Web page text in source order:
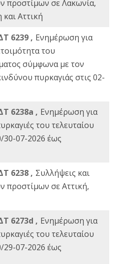
προστίμων σε Λακωνία,
Αττική
6239 , Ενημέρωση για
του
σύμφωνα με τον
πυρκαγιάς στις 02-
6238a , Ενημέρωση για
του τελευταίου
07-2026 έως
6238 , Συλλήψεις και
προστίμων σε Αττική,
6273d , Ενημέρωση για
του τελευταίου
07-2026 έως